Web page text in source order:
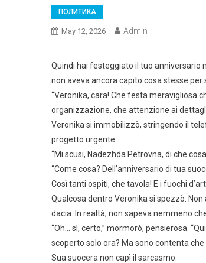
ПОЛИТИКА
May 12, 2026 Admin
Quindi hai festeggiato il tuo anniversario
non aveva ancora capito cosa stesse per
“Veronika, cara! Che festa meravigliosa
organizzazione, che attenzione ai
Veronika si immobilizzò, stringendo il
progetto urgente.
“Mi scusi, Nadezhda Petrovna, di che
“Come cosa? Dell’anniversario di tua
Così tanti ospiti, che tavola! E i fuochi
Qualcosa dentro Veronika si spezzò.
dacia. In realtà, non sapeva nemmeno
“Oh… sì, certo,” mormorò, pensierosa.
scoperto solo ora? Ma sono contenta
Sua suocera non capì il sarcasmo.